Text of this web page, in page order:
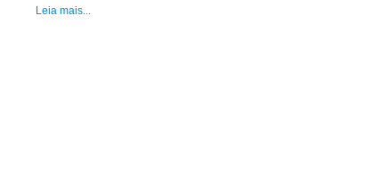
Leia mais...